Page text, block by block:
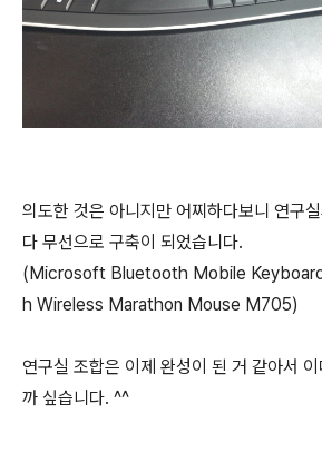
의도한 것은 아니지만 어찌하다보니 연구
다 무선으로 구축이 되었습니다.
(Microsoft Bluetooth Mobile
h Wireless Marathon Mouse M705)
연구실 조합은 이제 완성이 된 거 같아서
까 싶습니다. ^^